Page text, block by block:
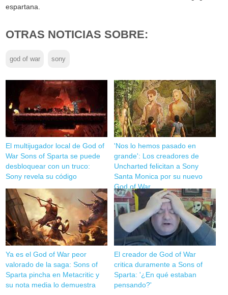
espartana.
OTRAS NOTICIAS SOBRE:
god of war sony
El multijugador local de God of
War Sons of Sparta se puede
desbloquear con un truco:
Sony revela su código
'Nos lo hemos pasado en
grande': Los creadores de
Uncharted felicitan a Sony
Santa Monica por su nuevo
God of War
Ya es el God of War peor
valorado de la saga: Sons of
Sparta pincha en Metacritic y
su nota media lo demuestra
El creador de God of War
critica duramente a Sons of
Sparta: '¿En qué estaban
pensando?'